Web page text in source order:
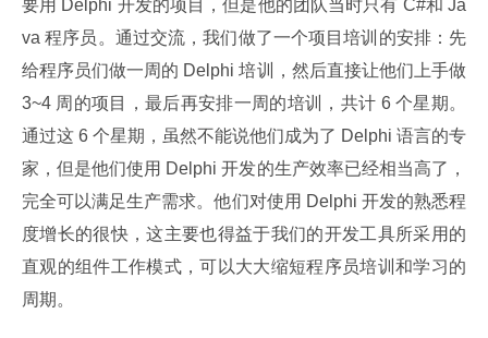
要用 Delphi 开发的项目，但是他的团队当时只有 C#和 Ja
va 程序员。通过交流，我们做了一个项目培训的安排：先
给程序员们做一周的 Delphi 培训，然后直接让他们上手做
3~4 周的项目，最后再安排一周的培训，共计 6 个星期。
通过这 6 个星期，虽然不能说他们成为了 Delphi 语言的专
家，但是他们使用 Delphi 开发的生产效率已经相当高了，
完全可以满足生产需求。他们对使用 Delphi 开发的熟悉程
度增长的很快，这主要也得益于我们的开发工具所采用的
直观的组件工作模式，可以大大缩短程序员培训和学习的
周期。